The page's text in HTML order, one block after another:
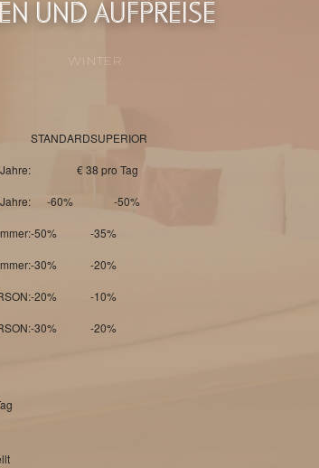
UND AUFPREISE
WINTER
STANDARDSUPERIOR
€ 38 pro Tag
-60% -50%
-50% -35%
-30% -20%
-20% -10%
-30% -20%